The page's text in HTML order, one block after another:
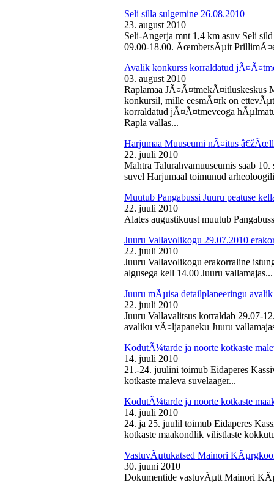
Seli silla sulgemine 26.08.2010
23. august 2010
Seli-Angerja mnt 1,4 km asuv Seli
09.00-18.00. ÃœmbersÃµit
Avalik konkurss korraldatud
03. august 2010
Raplamaa JÃ¤Ã¤tmekÃ¤itluskeskus
konkursil, mille eesmÃ¤rk on
korraldatud jÃ¤Ã¤tmeveoga
Rapla vallas...
Harjumaa Muuseumi nÃ¤itus
22. juuli 2010
Mahtra Talurahvamuuseumis saab
suvel Harjumaal toimunud
Muutub Pangabussi Juuru peatuse
22. juuli 2010
Alates augustikuust muutub
Juuru Vallavolikogu 29.07.2010
22. juuli 2010
Juuru Vallavolikogu erakorraline
algusega kell 14.00 Juuru vallamajas...
Juuru mÃµisa detailplaneeringu
22. juuli 2010
Juuru Vallavalitsus korraldab 29.07-
avaliku vÃ¤ljapaneku Juuru
KodutÃ¼tarde ja noorte kotkaste
14. juuli 2010
21.-24. juulini toimub Eidaperes
kotkaste maleva suvelaager...
KodutÃ¼tarde ja noorte kotkaste
14. juuli 2010
24. ja 25. juulil toimub Eidaperes
kotkaste maakondlik vilistlaste
VastuvÃµtukatsed Mainori
30. juuni 2010
Dokumentide vastuvÃµtt Mainori